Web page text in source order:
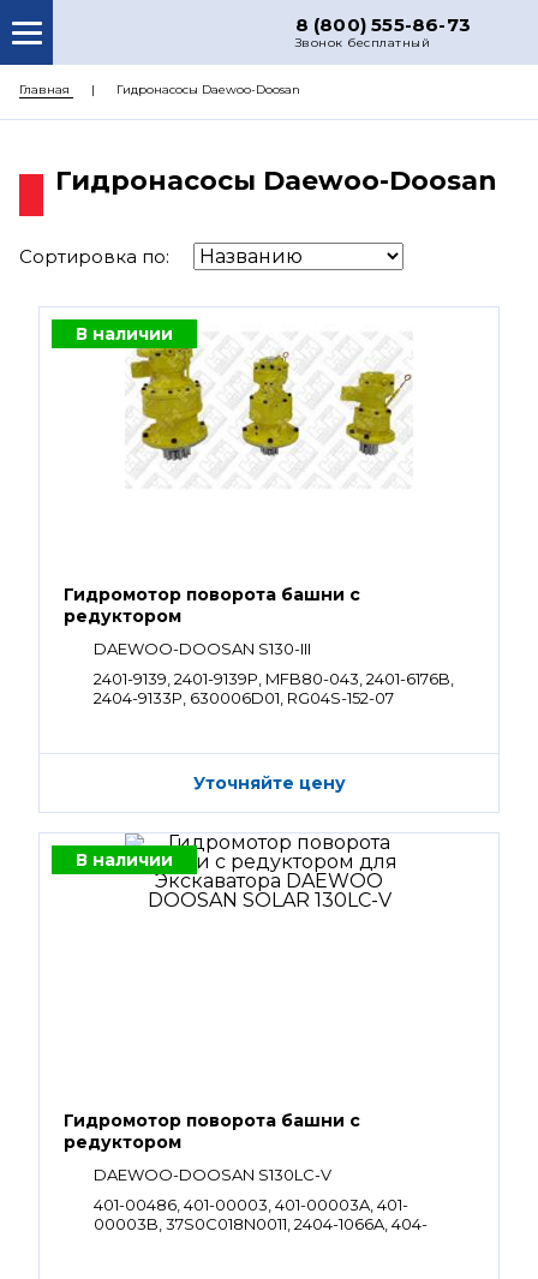
8 (800) 555-86-73
Звонок бесплатный
О НАС
РЕМОНТ
ЦЕНЫ
КОНТАКТЫ
Главная Гидронасосы Daewoo-Doosan
Гидронасосы Daewoo-Doosan
Сортировка по:
В наличии
Гидромотор поворота башни с
редуктором
DAEWOO-DOOSAN S130-III
2401-9139, 2401-9139P, MFB80-043, 2401-6176B,
2404-9133P, 630006D01, RG04S-152-07
Уточняйте цену
В наличии
Гидромотор поворота башни с
редуктором
DAEWOO-DOOSAN S130LC-V
401-00486, 401-00003, 401-00003A, 401-
00003B, 37S0C018N0011, 2404-1066A, 404-